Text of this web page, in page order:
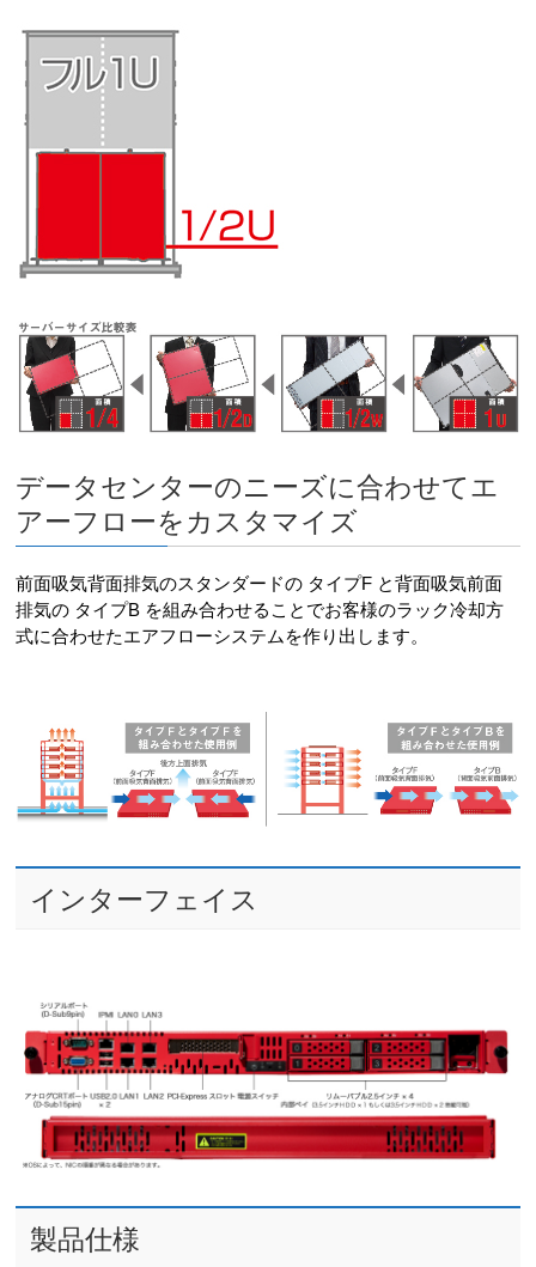
データセンターのニーズに合わせてエ
アーフローをカスタマイズ
前面吸気背面排気のスタンダードの タイプF と背面吸気前面
排気の タイプB を組み合わせることでお客様のラック冷却方
式に合わせたエアフローシステムを作り出します。
インターフェイス
製品仕様